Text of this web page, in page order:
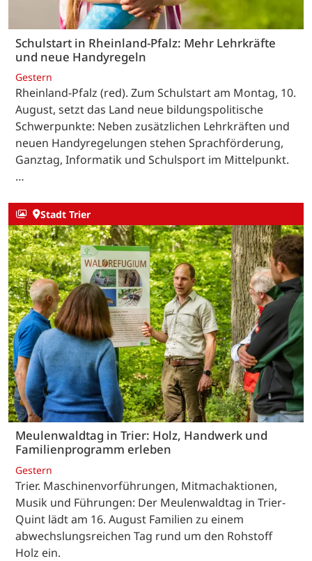
Schulstart in Rheinland-Pfalz: Mehr Lehrkräfte
und neue Handyregeln
Gestern
Rheinland-Pfalz (red). Zum Schulstart am Montag, 10.
August, setzt das Land neue bildungspolitische
Schwerpunkte: Neben zusätzlichen Lehrkräften und
neuen Handyregelungen stehen Sprachförderung,
Ganztag, Informatik und Schulsport im Mittelpunkt.
…
Stadt Trier
Meulenwaldtag in Trier: Holz, Handwerk und
Familienprogramm erleben
Gestern
Trier. Maschinenvorführungen, Mitmachaktionen,
Musik und Führungen: Der Meulenwaldtag in Trier-
Quint lädt am 16. August Familien zu einem
abwechslungsreichen Tag rund um den Rohstoff
Holz ein.